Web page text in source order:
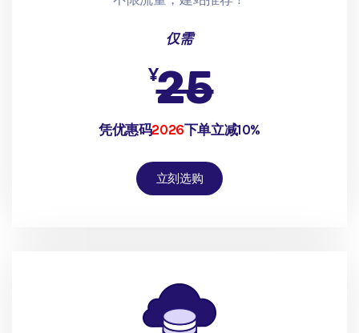
仅需
¥25
凭优惠码2026下单立减10%
立刻选购